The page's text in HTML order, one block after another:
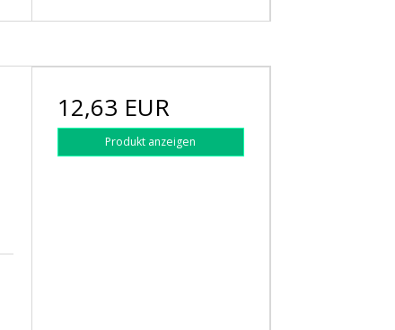
12,63 EUR
Produkt anzeigen